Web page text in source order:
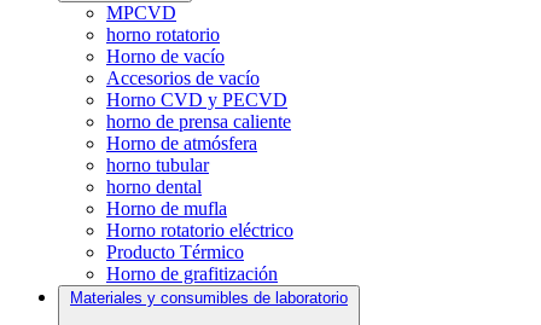
MPCVD
horno rotatorio
Horno de vacío
Accesorios de vacío
Horno CVD y PECVD
horno de prensa caliente
Horno de atmósfera
horno tubular
horno dental
Horno de mufla
Horno rotatorio eléctrico
Producto Térmico
Horno de grafitización
Materiales y consumibles de laboratorio